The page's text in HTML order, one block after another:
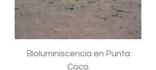
Bioluminiscencia en Punta
Coco